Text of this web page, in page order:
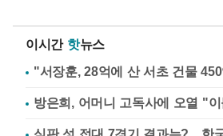
이시간 핫뉴스
"서장훈, 28억에 산 서초 건물
방은희, 어머니 고독사에 오열 "